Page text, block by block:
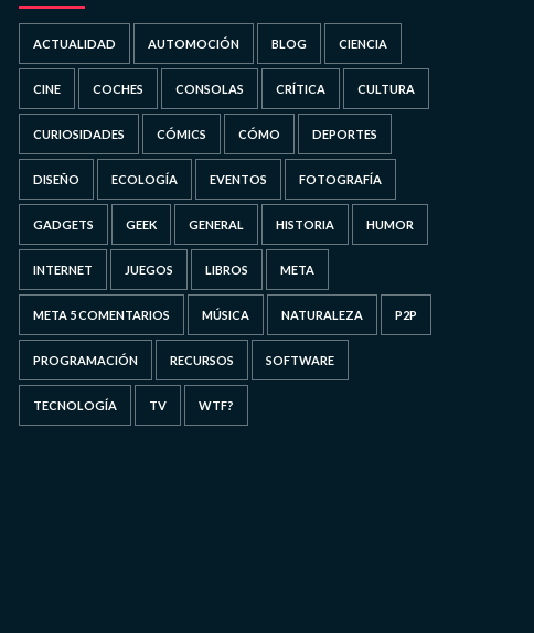
ACTUALIDAD AUTOMOCIÓN BLOG CIENCIA
CINE COCHES CONSOLAS CRÍTICA CULTURA
CURIOSIDADES CÓMICS CÓMO DEPORTES
DISEÑO ECOLOGÍA EVENTOS FOTOGRAFÍA
GADGETS GEEK GENERAL HISTORIA HUMOR
INTERNET JUEGOS LIBROS META
META 5 COMENTARIOS MÚSICA NATURALEZA P2P
PROGRAMACIÓN RECURSOS SOFTWARE
TECNOLOGÍA TV WTF?